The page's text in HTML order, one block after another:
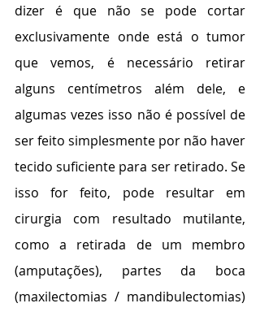
dizer é que não se pode cortar
exclusivamente onde está o tumor
que vemos, é necessário retirar
alguns centímetros além dele, e
algumas vezes isso não é possível de
ser feito simplesmente por não haver
tecido suficiente para ser retirado. Se
isso for feito, pode resultar em
cirurgia com resultado mutilante,
como a retirada de um membro
(amputações), partes da boca
(maxilectomias / mandibulectomias)